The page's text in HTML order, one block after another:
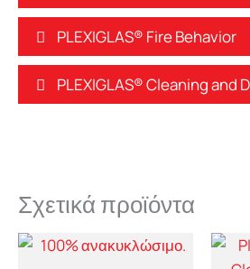
PLEXIGLAS® Fire Behavior
PLEXIGLAS® Cleaning and
Σχετικά προϊόντα